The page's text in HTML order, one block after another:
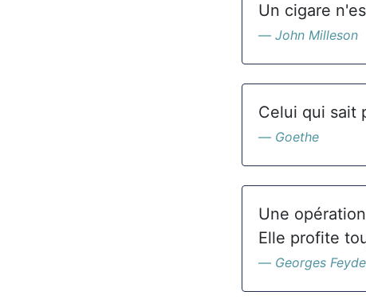
Un cigare
John Milleson
Celui qui sait
Goethe
Une
Elle profite
Georges